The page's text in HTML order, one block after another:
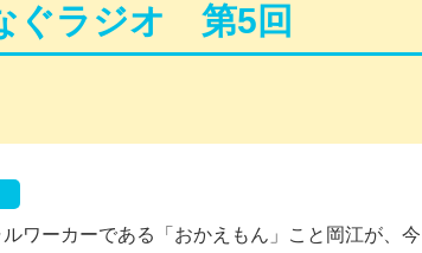
ぐラジオ 第5回
ワーカーである「おかえもん」こと岡江が、今